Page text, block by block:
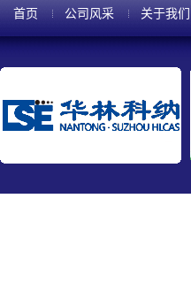
首页 公司风采 关于我们